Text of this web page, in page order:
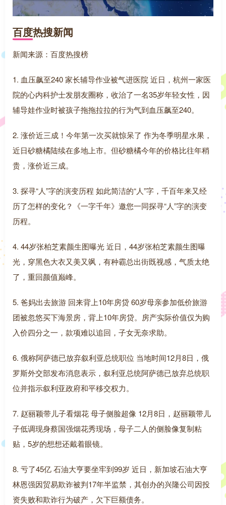
百度热搜新闻
新闻来源：百度热搜榜
1. 血压飙至240 家长辅导作业被气进医院 近日，杭州一家医
院的心内科护士发朋友圈称，收治了一名35岁年轻女性，因
辅导娃作业时被孩子拖拖拉拉的行为气到血压飙至240。
2. 涨价近三成！今年第一次买就惊呆了 作为冬季明星水果，
近日砂糖橘陆续在多地上市。但砂糖橘今年的价格比往年稍
贵，涨价近三成。
3. 探寻“人”字的演变历程 如此简洁的“人”字，千百年来又经
历了怎样的变化？《一字千年》邀您一同探寻“人”字的演变
历程。
4. 44岁张柏芝素颜生图曝光 近日，44岁张柏芝素颜生图曝
光，穿黑色大衣又美又飒，有种霸总出街既视感，气质太绝
了，重回颜值巅峰。
5. 爸妈出去旅游 回来背上10年房贷 60岁母亲参加低价旅游
团被忽悠买下海景房，背上10年房贷。房产实际价值仅为购
入价四分之一，款项难以追回，子女无奈求助。
6. 俄称阿萨德已放弃叙利亚总统职位 当地时间12月8日，俄
罗斯外交部发布消息表示，叙利亚总统阿萨德已放弃总统职
位并指示叙利亚政府和平移交权力。
7. 赵丽颖带儿子看烟花 母子侧脸超像 12月8日，赵丽颖带儿
子低调现身蔡国强烟花秀现场，母子二人的侧脸像复制粘
贴，5岁的想想还戴着眼镜。
8. 亏了45亿 石油大亨要坐牢到99岁 近日，新加坡石油大亨
林恩强因贸易欺诈被判17年半监禁，其创办的兴隆公司因投
资失败和欺诈行为破产，欠下巨额债务。